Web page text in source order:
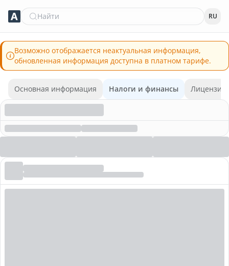
Найти RU
Возможно отображается неактуальная информация,
обновленная информация доступна в платном тарифе.
Основная информация Налоги и финансы Лицензии